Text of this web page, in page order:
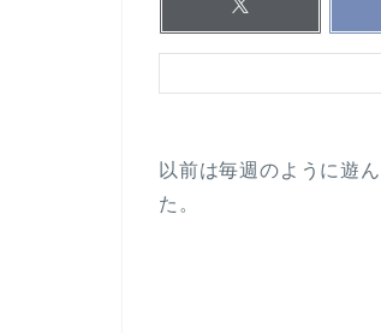
以前は毎週のように遊
た。